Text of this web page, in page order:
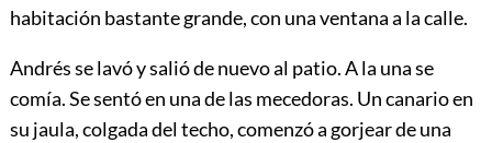
habitación bastante grande, con una ventana a la calle.
Andrés se lavó y salió de nuevo al patio. A la una se
comía. Se sentó en una de las mecedoras. Un canario en
su jaula, colgada del techo, comenzó a gorjear de una